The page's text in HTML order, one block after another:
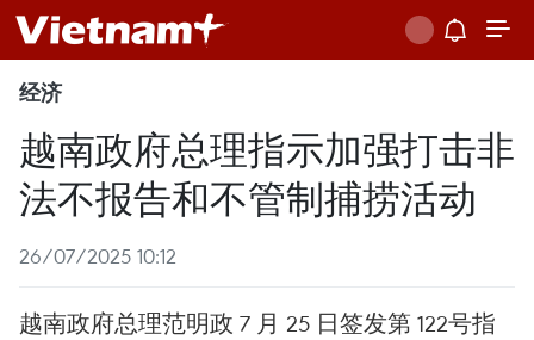
经济
越南政府总理指示加强打击非
法不报告和不管制捕捞活动
26/07/2025 10:12
越南政府总理范明政 7 月 25 日签发第 122号指